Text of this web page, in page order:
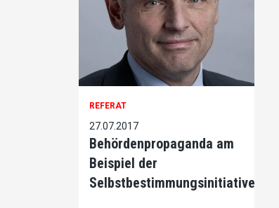
REFERAT
27.07.2017
Behördenpropaganda am
Beispiel der
Selbstbestimmungsinitiative